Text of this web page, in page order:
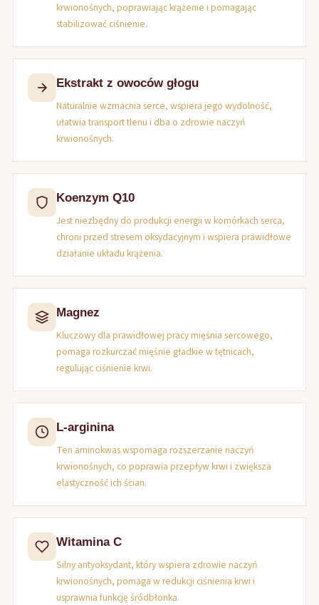
krwionośnych, poprawiając krążenie i pomagając
stabilizować ciśnienie.
Ekstrakt z owoców głogu
Naturalnie wzmacnia serce, wspiera jego wydolność,
ułatwia transport tlenu i dba o zdrowie naczyń
krwionośnych.
Koenzym Q10
Jest niezbędny do produkcji energii w komórkach serca,
chroni przed stresem oksydacyjnym i wspiera prawidłowe
działanie układu krążenia.
Magnez
Kluczowy dla prawidłowej pracy mięśnia sercowego,
pomaga rozkurczać mięśnie gładkie w tętnicach,
regulując ciśnienie krwi.
L-arginina
Ten aminokwas wspomaga rozszerzanie naczyń
krwionośnych, co poprawia przepływ krwi i zwiększa
elastyczność ich ścian.
Witamina C
Silny antyoksydant, który wspiera zdrowie naczyń
krwionośnych, pomaga w redukcji ciśnienia krwi i
usprawnia funkcję śródbłonka.